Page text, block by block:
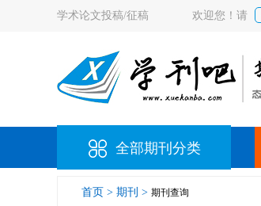
学术论文投稿/征稿 欢迎您！请
全部期刊分类
首页 > 期刊 > 期刊查询